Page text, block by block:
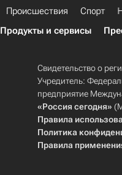
Происшествия Спорт
Продукты и сервисы
Свидетельство о
Учредитель:
предприятие
«Россия сегодня»
Правила
Политика
Правила